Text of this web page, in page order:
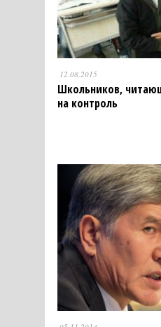
12.08.2015
Школьников,
на контроль